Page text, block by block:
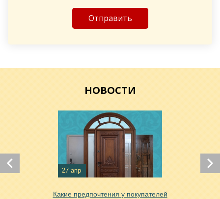
НОВОСТИ
27 апр
Какие предпочтения у покупателей